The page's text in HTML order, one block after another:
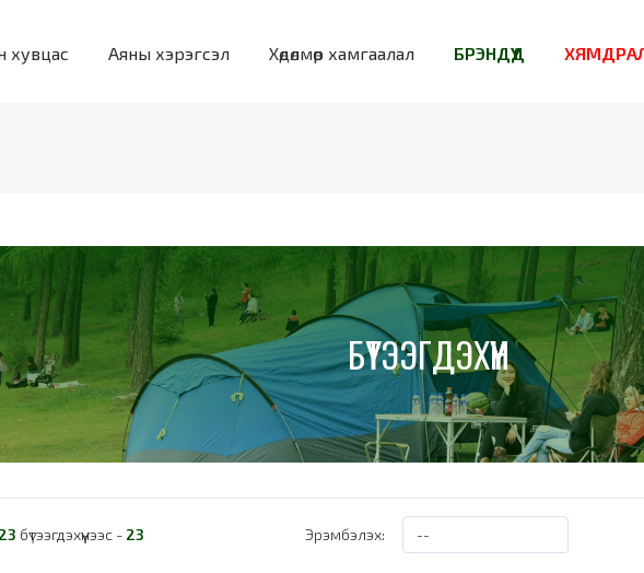
хувцас Аяны хэрэгсэл Хөдөлмөр хамгаалал БРЭНДҮҮД
БҮТЭЭГДЭХҮҮН
23 бүтээгдэхүүнээс - 23 Эрэмбэлэх: